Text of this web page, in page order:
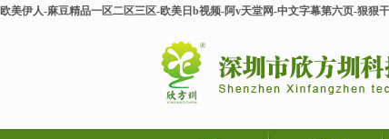
欧美伊人-麻豆精品一区二区三区-欧美日b视频-阿v天堂网-中文字幕第六页-狠